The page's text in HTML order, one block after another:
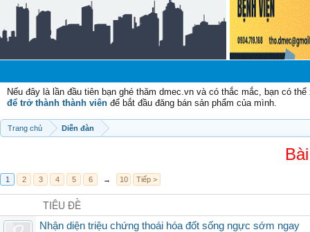
Nếu đây là lần đầu tiên bạn ghé thăm dmec.vn và có thắc mắc, bạn có
để trở thành thành viên để bắt đầu đăng bán sản phẩm của mình.
Trang chủ Diễn đàn
1 2 3 4 5 6 → 10 Tiếp >
TIÊU ĐỀ
Nhận diện triệu chứng thoái hóa đốt sống ngực sớm ngay